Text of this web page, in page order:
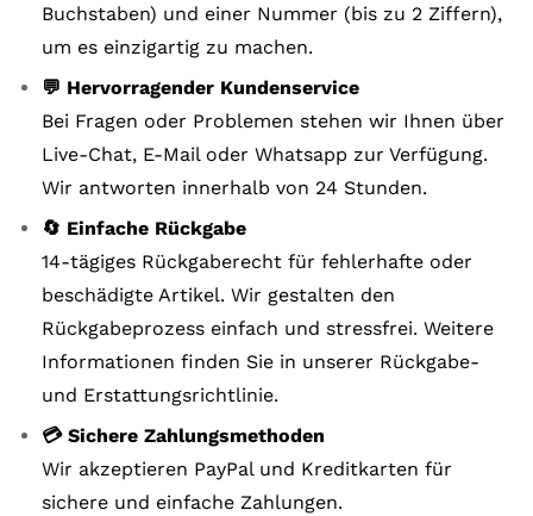
Buchstaben) und einer Nummer (bis zu 2 Ziffern),
um es einzigartig zu machen.
💬 Hervorragender Kundenservice
Bei Fragen oder Problemen stehen wir Ihnen über
Live-Chat, E-Mail oder Whatsapp zur Verfügung.
Wir antworten innerhalb von 24 Stunden.
🔄 Einfache Rückgabe
14-tägiges Rückgaberecht für fehlerhafte oder
beschädigte Artikel. Wir gestalten den
Rückgabeprozess einfach und stressfrei. Weitere
Informationen finden Sie in unserer Rückgabe-
und Erstattungsrichtlinie.
💳 Sichere Zahlungsmethoden
Wir akzeptieren PayPal und Kreditkarten für
sichere und einfache Zahlungen.